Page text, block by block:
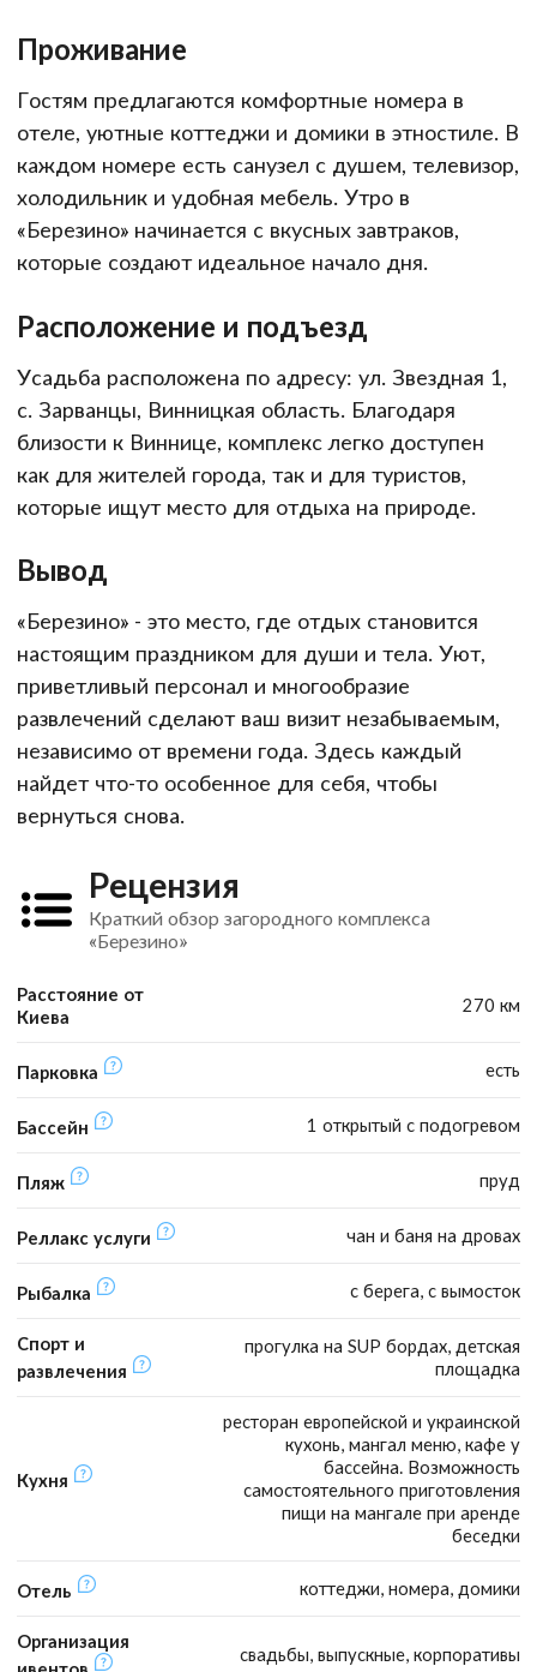
Проживание
Гостям предлагаются комфортные номера в
отеле, уютные коттеджи и домики в этностиле. В
каждом номере есть санузел с душем, телевизор,
холодильник и удобная мебель. Утро в
«Березино» начинается с вкусных завтраков,
которые создают идеальное начало дня.
Расположение и подъезд
Усадьба расположена по адресу: ул. Звездная 1,
с. Зарванцы, Винницкая область. Благодаря
близости к Виннице, комплекс легко доступен
как для жителей города, так и для туристов,
которые ищут место для отдыха на природе.
Вывод
«Березино» - это место, где отдых становится
настоящим праздником для души и тела. Уют,
приветливый персонал и многообразие
развлечений сделают ваш визит незабываемым,
независимо от времени года. Здесь каждый
найдет что-то особенное для себя, чтобы
вернуться снова.
Рецензия
Краткий обзор загородного комплекса
«Березино»
Расстояние от
Киева
270 км
Парковка есть
Бассейн 1 открытый с подогревом
Пляж пруд
Реллакс услуги чан и баня на дровах
Рыбалка с берега, с вымосток
Спорт и
развлечения
прогулка на SUP бордах, детская
площадка
Кухня
ресторан европейской и украинской
кухонь, мангал меню, кафе у
бассейна. Возможность
самостоятельного приготовления
пищи на мангале при аренде
беседки
Отель коттеджи, номера, домики
Организация
свадьбы, выпускные, корпоративы